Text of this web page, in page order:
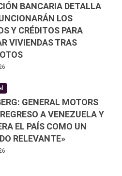
BANCARIA DETALLA
LOS
Y CRÉDITOS PARA
VIVIENDAS TRAS
GENERAL MOTORS
A VENEZUELA Y
EL PAÍS COMO UN
RELEVANTE»